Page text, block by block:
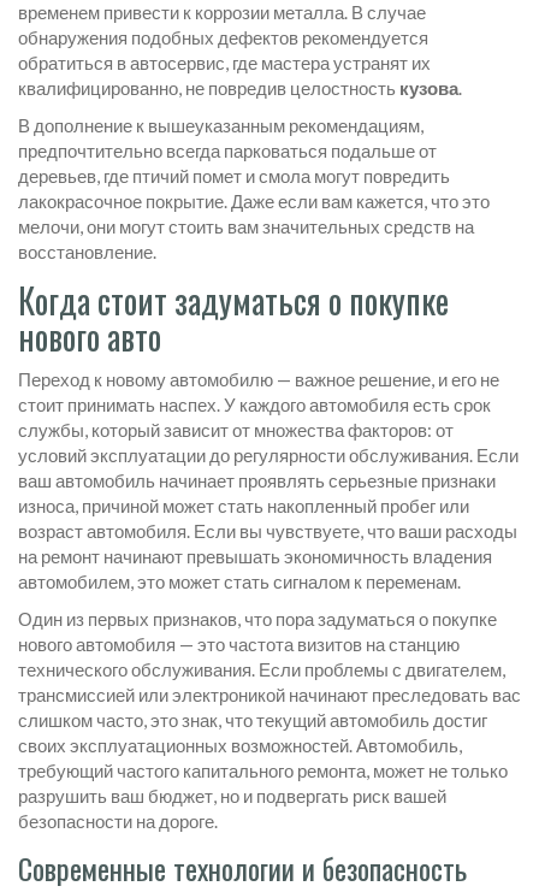
временем привести к коррозии металла. В случае
обнаружения подобных дефектов рекомендуется
обратиться в автосервис, где мастера устранят их
квалифицированно, не повредив целостность кузова.
В дополнение к вышеуказанным рекомендациям,
предпочтительно всегда парковаться подальше от
деревьев, где птичий помет и смола могут повредить
лакокрасочное покрытие. Даже если вам кажется, что это
мелочи, они могут стоить вам значительных средств на
восстановление.
Когда стоит задуматься о покупке
нового авто
Переход к новому автомобилю — важное решение, и его не
стоит принимать наспех. У каждого автомобиля есть срок
службы, который зависит от множества факторов: от
условий эксплуатации до регулярности обслуживания. Если
ваш автомобиль начинает проявлять серьезные признаки
износа, причиной может стать накопленный пробег или
возраст автомобиля. Если вы чувствуете, что ваши расходы
на ремонт начинают превышать экономичность владения
автомобилем, это может стать сигналом к переменам.
Один из первых признаков, что пора задуматься о покупке
нового автомобиля — это частота визитов на станцию
технического обслуживания. Если проблемы с двигателем,
трансмиссией или электроникой начинают преследовать вас
слишком часто, это знак, что текущий автомобиль достиг
своих эксплуатационных возможностей. Автомобиль,
требующий частого капитального ремонта, может не только
разрушить ваш бюджет, но и подвергать риск вашей
безопасности на дороге.
Современные технологии и безопасность